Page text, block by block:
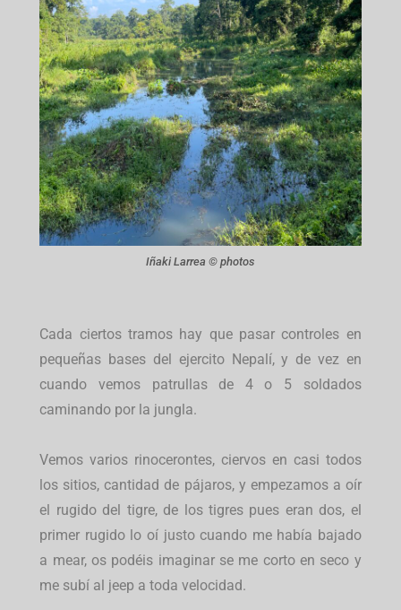
Iñaki Larrea © photos
Cada ciertos tramos hay que pasar controles en
pequeñas bases del ejercito Nepalí, y de vez en
cuando vemos patrullas de 4 o 5 soldados
caminando por la jungla.
Vemos varios rinocerontes, ciervos en casi todos
los sitios, cantidad de pájaros, y empezamos a oír
el rugido del tigre, de los tigres pues eran dos, el
primer rugido lo oí justo cuando me había bajado
a mear, os podéis imaginar se me corto en seco y
me subí al jeep a toda velocidad.